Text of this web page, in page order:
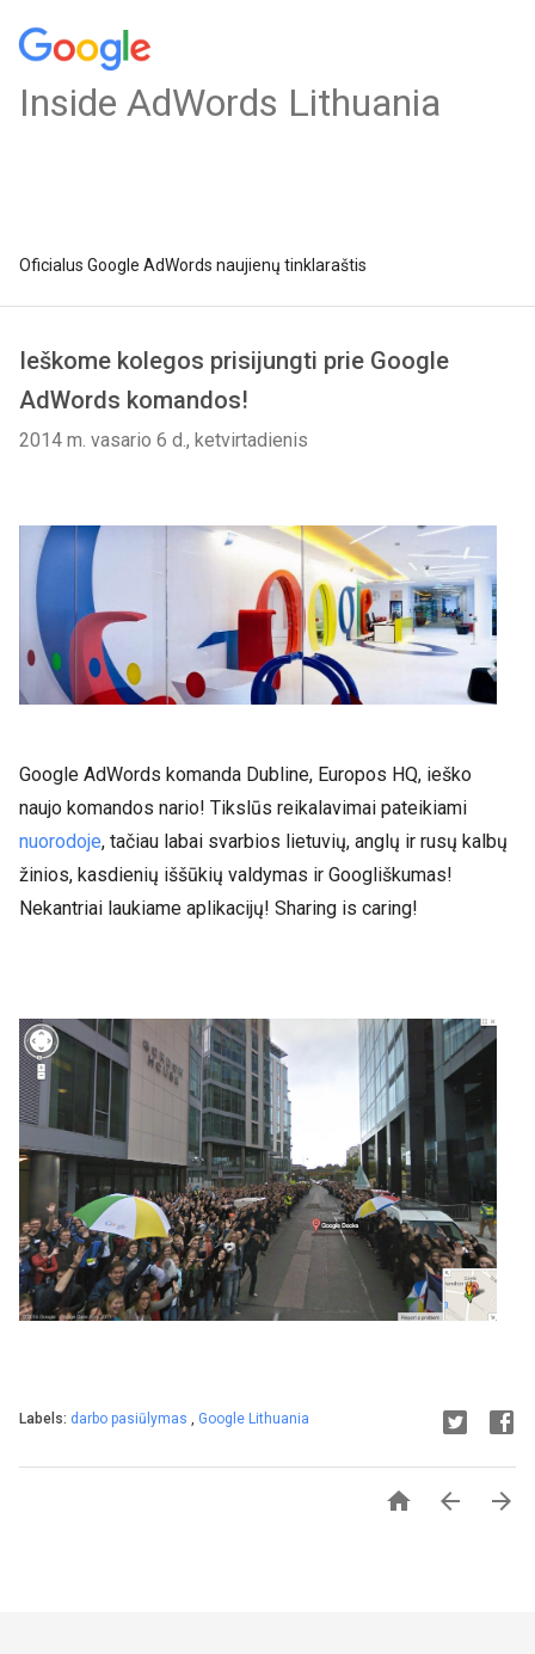
Inside AdWords Lithuania
Oficialus Google AdWords naujienų tinklaraštis
Ieškome kolegos prisijungti prie Google
AdWords komandos!
2014 m. vasario 6 d., ketvirtadienis
Google AdWords komanda Dubline, Europos HQ, ieško
naujo komandos nario! Tikslūs reikalavimai pateikiami
nuorodoje, tačiau labai svarbios lietuvių, anglų ir rusų kalbų
žinios, kasdienių iššūkių valdymas ir Googliškumas!
Nekantriai laukiame aplikacijų! Sharing is caring!
Labels: darbo pasiūlymas , Google Lithuania
  